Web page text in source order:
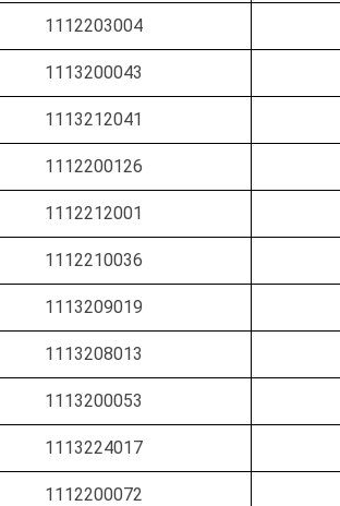
1112203004
1113200043
1113212041
1112200126
1112212001
1112210036
1113209019
1113208013
1113200053
1113224017
1112200072